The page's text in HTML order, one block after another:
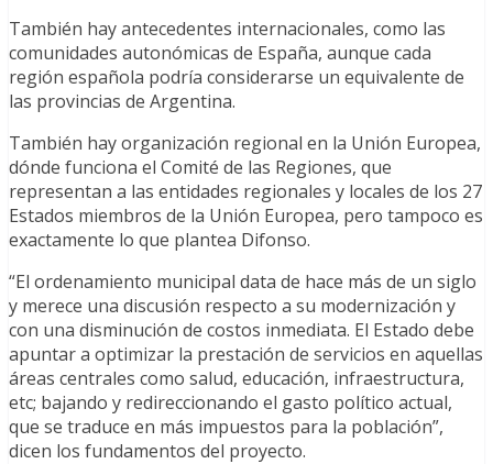
También hay antecedentes internacionales, como las
comunidades autonómicas de España, aunque cada
región española podría considerarse un equivalente de
las provincias de Argentina.
También hay organización regional en la Unión Europea,
dónde funciona el Comité de las Regiones, que
representan a las entidades regionales y locales de los 27
Estados miembros de la Unión Europea, pero tampoco es
exactamente lo que plantea Difonso.
“El ordenamiento municipal data de hace más de un siglo
y merece una discusión respecto a su modernización y
con una disminución de costos inmediata. El Estado debe
apuntar a optimizar la prestación de servicios en aquellas
áreas centrales como salud, educación, infraestructura,
etc; bajando y redireccionando el gasto político actual,
que se traduce en más impuestos para la población”,
dicen los fundamentos del proyecto.